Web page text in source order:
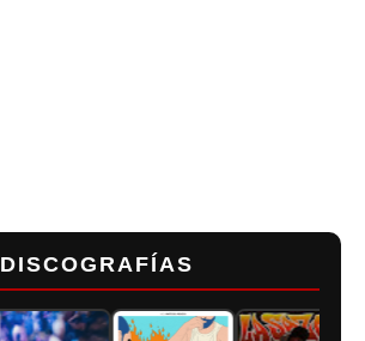
DISCOGRAFÍAS